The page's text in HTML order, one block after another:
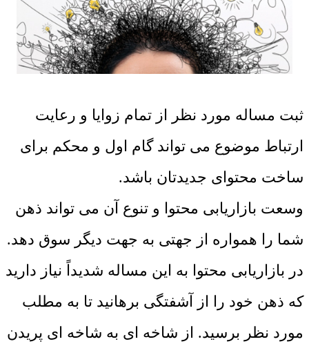
ثبت مساله مورد نظر از تمام زوایا و رعایت
ارتباط موضوع می تواند گام اول و محکم برای
ساخت محتوای جدیدتان باشد.
وسعت بازاریابی محتوا و تنوع آن می تواند ذهن
شما را همواره از جهتی به جهت دیگر سوق دهد.
در بازاریابی محتوا به این مساله شدیداً نیاز دارید
که ذهن خود را از آشفتگی برهانید تا به مطلب
مورد نظر برسید. از شاخه ای به شاخه ای پریدن